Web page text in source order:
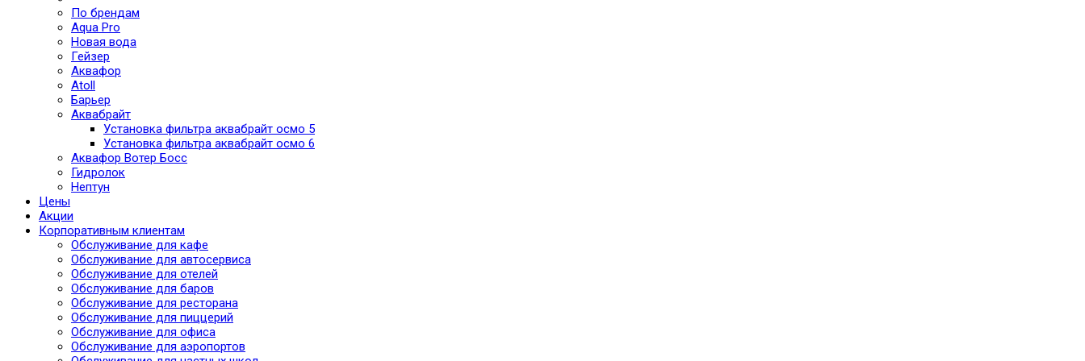
По брендам
Aqua Pro
Новая вода
Гейзер
Аквафор
Atoll
Барьер
Аквабрайт
Установка фильтра аквабрайт осмо 5
Установка фильтра аквабрайт осмо 6
Аквафор Вотер Босс
Гидролок
Нептун
Цены
Акции
Корпоративным клиентам
Обслуживание для кафе
Обслуживание для автосервиса
Обслуживание для отелей
Обслуживание для баров
Обслуживание для ресторана
Обслуживание для пиццерий
Обслуживание для офиса
Обслуживание для аэропортов